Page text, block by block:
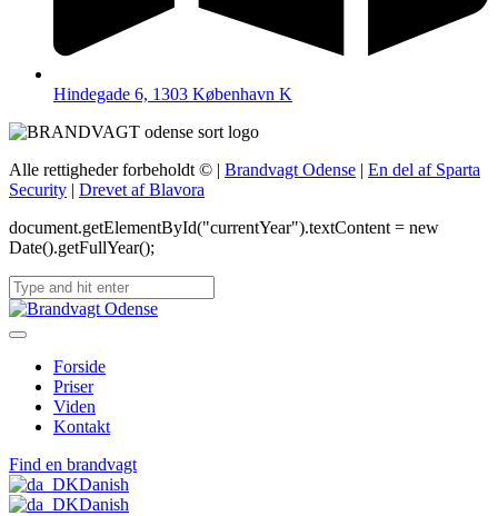
Hindegade 6, 1303 København K
Alle rettigheder forbeholdt © | Brandvagt Odense | En del af Sparta
Security | Drevet af Blavora
document.getElementById("currentYear").textContent = new
Date().getFullYear();
Forside
Priser
Viden
Kontakt
Find en brandvagt
Danish
Danish